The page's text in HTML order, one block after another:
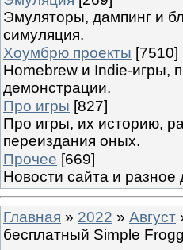
Эмуляторы, дампинг и
симуляция.
Хоумбрю проекты [7510]
Homebrew и Indie-игры,
демонстрации.
Про игры [827]
Про игры, их историю,
переиздания оных.
Прочее [669]
Новости сайта и разное
Главная » 2022 » Август
бесплатный Simple